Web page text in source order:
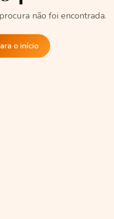
não foi encontrada.
o início